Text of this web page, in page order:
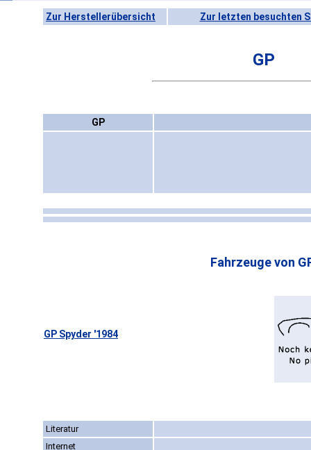
Zur Herstellerübersicht Zur letzten besuchten
GP
GP
Fahrzeuge von
GP Spyder '1984
Literatur
Internet